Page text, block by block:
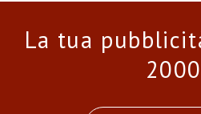
La tua